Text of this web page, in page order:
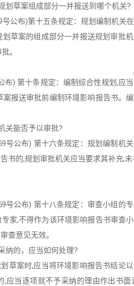
划草案组成部分一并报送到哪个机关?
公布)第十五条规定：规划编制机关
草案的组成部分一并报送规划审批
。
) 第十条规定：编制综合性规划,应
报送审批前编制环境影响报告书。
关能否予以审批?
号公布) 第十六条规定：规划编制机
书的,规划审批机关应当要求其补充;
号公布) 第十八条规定：审查小组的
家,不得作为该环境影响报告书审查
查意见无效。
纳的，应当如何处理?
草案时,应当将环境影响报告书结论
应当逐项就不予采纳的理由作出书面